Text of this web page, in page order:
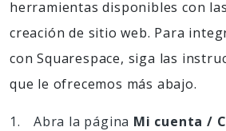
herramientas disponibles con
creación de sitio web. Para
con Squarespace, siga las
que le ofrecemos más abajo.
Abra la página Mi cuenta /